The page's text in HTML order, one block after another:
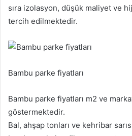
sıra izolasyon, düşük maliyet ve
tercih edilmektedir.
Bambu parke fiyatları
Bambu parke fiyatları m2 ve
göstermektedir.
Bal, ahşap tonları ve kehribar